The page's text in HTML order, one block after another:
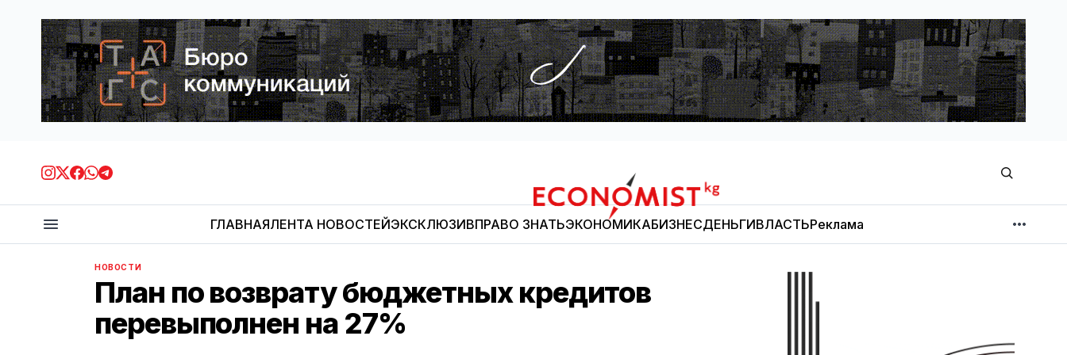
Economist.kg
ГЛАВНАЯЛЕНТА НОВОСТЕЙЭКСКЛЮЗИВПРАВО ЗНАТЬЭКОНОМИКАБИЗНЕСДЕНЬГИВЛАСТЬРеклама
МНЕНИЕ
НОВОСТИ
План по возврату бюджетных кредитов
перевыполнен на 27%